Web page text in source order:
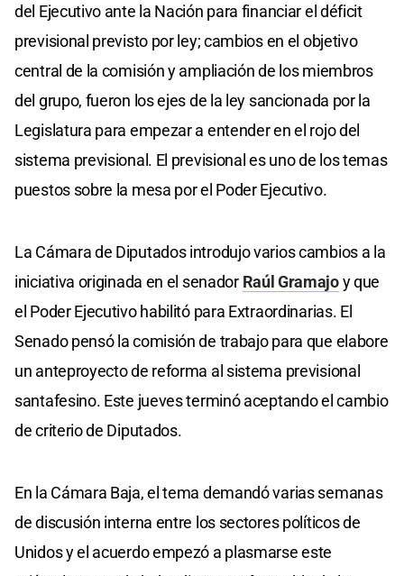
del Ejecutivo ante la Nación para financiar el déficit
previsional previsto por ley; cambios en el objetivo
central de la comisión y ampliación de los miembros
del grupo, fueron los ejes de la ley sancionada por la
Legislatura para empezar a entender en el rojo del
sistema previsional. El previsional es uno de los temas
puestos sobre la mesa por el Poder Ejecutivo.
La Cámara de Diputados introdujo varios cambios a la
iniciativa originada en el senador Raúl Gramajoy que
el Poder Ejecutivo habilitó para Extraordinarias. El
Senado pensó la comisión de trabajo para que elabore
un anteproyecto de reforma al sistema previsional
santafesino. Este jueves terminó aceptando el cambio
de criterio de Diputados.
En la Cámara Baja, el tema demandó varias semanas
de discusión interna entre los sectores políticos de
Unidos y el acuerdo empezó a plasmarse este